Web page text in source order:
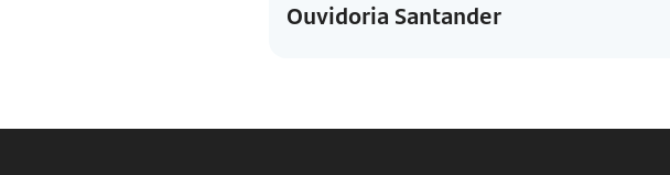
Ouvidoria Santander